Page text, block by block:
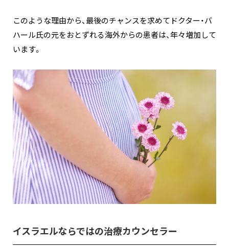
このような理由から、最後のチャンスを求めてドクター・バ
ハール氏の元をおとずれる海外からの患者は、年々増加して
います。
イスラエルならではの治療カウンセラー